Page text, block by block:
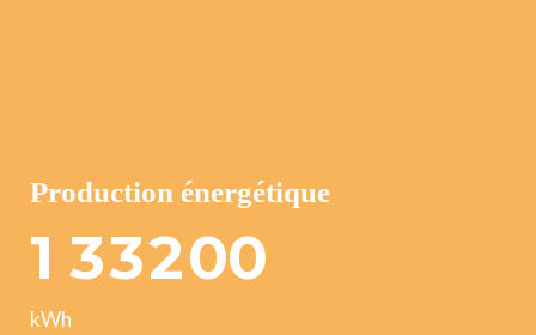
Production énergétique
1 33200
kWh